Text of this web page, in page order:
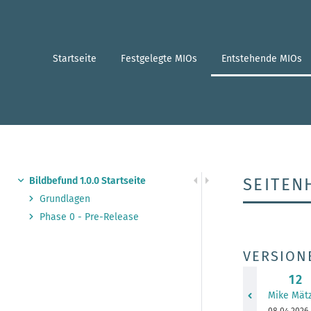
assistive.skiplink.to.breadcrumbs
Startseite Festgelegte MIOs Entstehende MIOs
Bildbefund 1.0.0 Startseite
Grundlagen
Phase 0 - Pre-Release
12
Mike